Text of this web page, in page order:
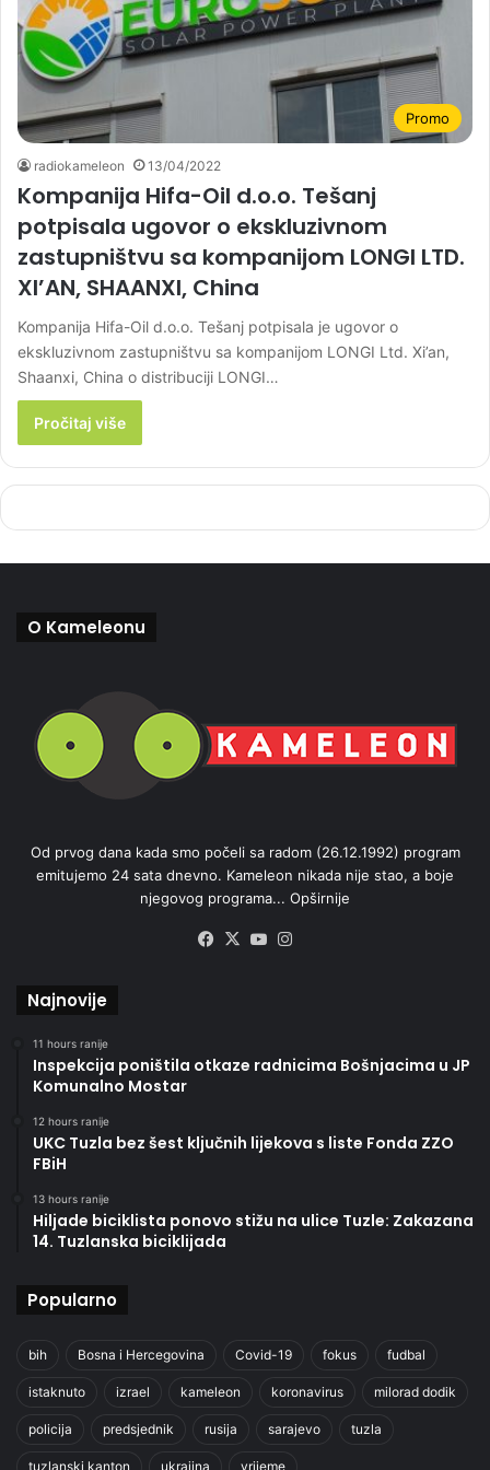
Promo
radiokameleon 13/04/2022
Kompanija Hifa-Oil d.o.o. Tešanj
potpisala ugovor o ekskluzivnom
zastupništvu sa kompanijom LONGI LTD.
XI’AN, SHAANXI, China
Kompanija Hifa-Oil d.o.o. Tešanj potpisala je ugovor o
ekskluzivnom zastupništvu sa kompanijom LONGI Ltd. Xi’an,
Shaanxi, China o distribuciji LONGI…
Pročitaj više
O Kameleonu
Od prvog dana kada smo počeli sa radom (26.12.1992) program
emitujemo 24 sata dnevno. Kameleon nikada nije stao, a boje
njegovog programa... Opširnije
Facebook
X YouTube
Najnovije
11 hours ranije
Inspekcija poništila otkaze radnicima Bošnjacima u JP
Komunalno Mostar
12 hours ranije
UKC Tuzla bez šest ključnih lijekova s liste Fonda ZZO
FBiH
13 hours ranije
Hiljade biciklista ponovo stižu na ulice Tuzle: Zakazana
14. Tuzlanska biciklijada
Popularno
bih Bosna i Hercegovina Covid-19 fokus fudbal
istaknuto izrael kameleon koronavirus milorad dodik
policija predsjednik rusija sarajevo tuzla
tuzlanski kanton ukrajina vrijeme